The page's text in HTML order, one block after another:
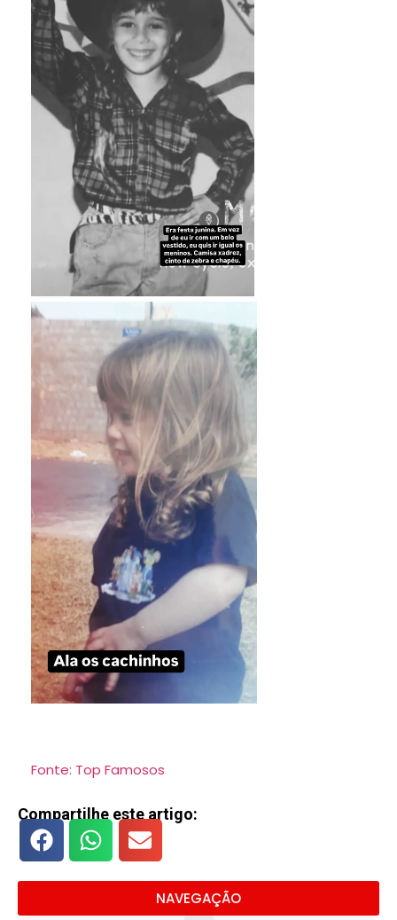
Fonte: Top Famosos
Compartilhe este artigo:
NAVEGAÇÃO